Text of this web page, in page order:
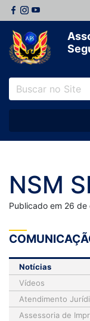
NSM
Publicado em 26
Notícias
Vídeos
Atendimento
Assessoria de